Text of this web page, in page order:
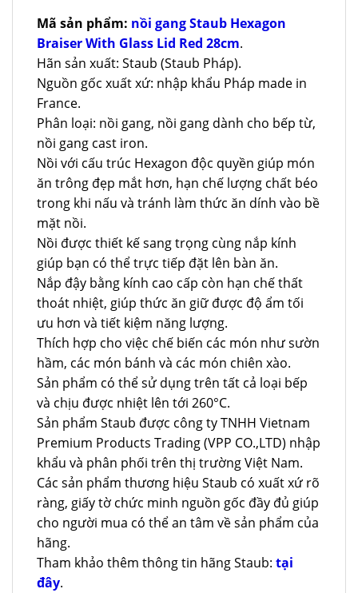
Mã sản phẩm: nồi gang Staub Hexagon
Braiser With Glass Lid Red 28cm.
Hãn sản xuất: Staub (Staub Pháp).
Nguồn gốc xuất xứ: nhập khẩu Pháp made in
France.
Phân loại: nồi gang, nồi gang dành cho bếp từ,
nồi gang cast iron.
Nồi với cấu trúc Hexagon độc quyền giúp món
ăn trông đẹp mắt hơn, hạn chế lượng chất béo
trong khi nấu và tránh làm thức ăn dính vào bề
mặt nồi.
Nồi được thiết kế sang trọng cùng nắp kính
giúp bạn có thể trực tiếp đặt lên bàn ăn.
Nắp đậy bằng kính cao cấp còn hạn chế thất
thoát nhiệt, giúp thức ăn giữ được độ ẩm tối
ưu hơn và tiết kiệm năng lượng.
Thích hợp cho việc chế biến các món như sườn
hầm, các món bánh và các món chiên xào.
Sản phẩm có thể sử dụng trên tất cả loại bếp
và chịu được nhiệt lên tới 260°C.
Sản phẩm Staub được công ty TNHH Vietnam
Premium Products Trading (VPP CO.,LTD) nhập
khẩu và phân phối trên thị trường Việt Nam.
Các sản phẩm thương hiệu Staub có xuất xứ rõ
ràng, giấy tờ chức minh nguồn gốc đầy đủ giúp
cho người mua có thể an tâm về sản phẩm của
hãng.
Tham khảo thêm thông tin hãng Staub: tại
đây.